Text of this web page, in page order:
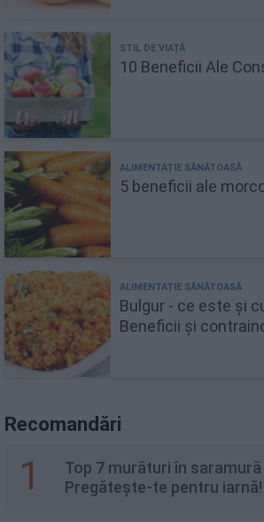
10 Beneficii Ale
5 beneficii ale
Bulgur - ce este și
Beneficii și
Recomandări
1
Top 7 murături în saramură
Pregătește-te pentru iarnă!